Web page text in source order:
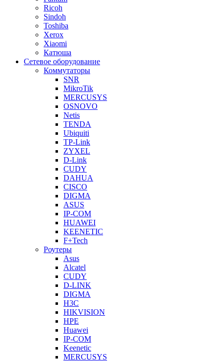
Ricoh
Sindoh
Toshiba
Xerox
Xiaomi
Катюша
Сетевое оборудование
Коммутаторы
SNR
MikroTik
MERCUSYS
OSNOVO
Netis
TENDA
Ubiquiti
TP-Link
ZYXEL
D-Link
CUDY
DAHUA
CISCO
DIGMA
ASUS
IP-COM
HUAWEI
KEENETIC
F+Tech
Роутеры
Asus
Alcatel
CUDY
D-LINK
DIGMA
H3C
HIKVISION
HPE
Huawei
IP-COM
Keenetic
MERCUSYS